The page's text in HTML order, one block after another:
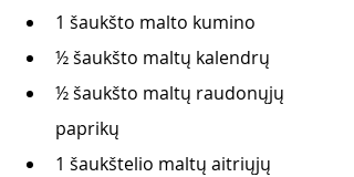
1 šaukšto malto kumino
½ šaukšto maltų kalendrų
½ šaukšto maltų raudonųjų
paprikų
1 šaukštelio maltų aitriųjų